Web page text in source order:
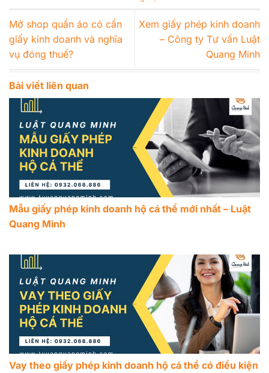
Mở shop quần áo có cần
giấy kinh doanh và nghĩa
vụ đóng thuế?
Xem giấy phép kinh doanh
– Công ty Tư vấn Luật
Quang Minh
Bài viết liên quan
Mẫu giấy phép kinh doanh hộ cá thể mới nhất – Luật
Quang Minh
Vay theo giấy phép kinh doanh hộ cá thể có điều kiện